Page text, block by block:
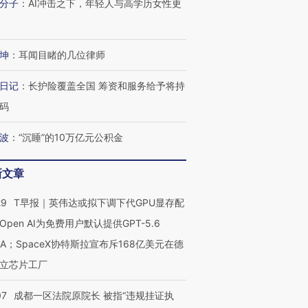
子 ： AI冲击之下，年轻人与高学历女性更
： 耳闻目睹的几位律师
记 ： 长护险覆盖全国 筹资和服务给予将持
： “沉睡”的10万亿元公积金
章
T早报｜英伟达或拟下调下代GPU显存配
AI为免费用户默认提供GPT-5.6
；SpaceX协特斯拉宣布斥168亿美元在德
芯片工厂
成都一区法院原院长 被指“违规挂证执